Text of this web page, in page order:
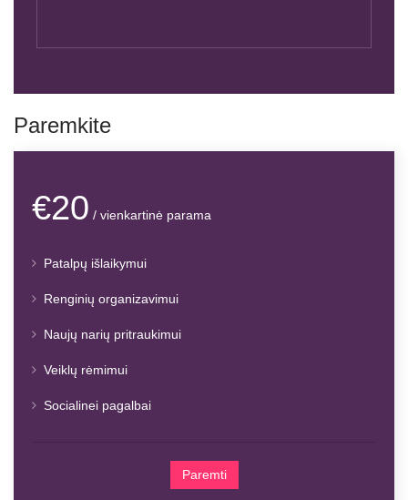
Paremkite
€20 / vienkartinė parama
Patalpų išlaikymui
Renginių organizavimui
Naujų narių pritraukimui
Veiklų rėmimui
Socialinei pagalbai
Paremti